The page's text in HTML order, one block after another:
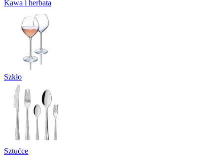
Kawa i herbata
Szkło
Sztućce